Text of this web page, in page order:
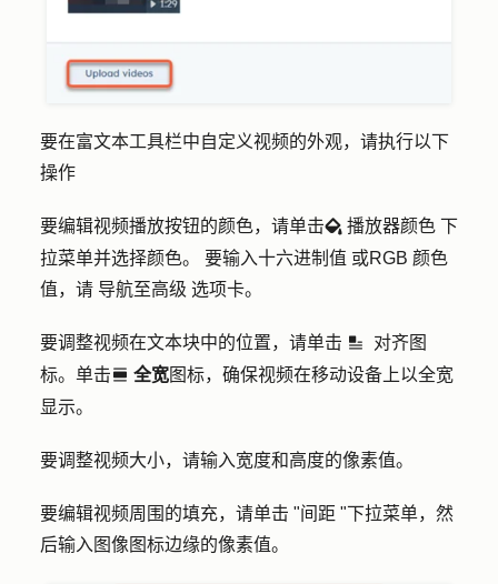
要在富文本工具栏中自定义视频的外观，请执行以下
操作
要编辑视频播放按钮的颜色，请单击backgroundColor 播放器颜色 下
拉菜单并选择颜色。 要输入十六进制值 或RGB 颜色
值，请 导航至高级 选项卡。
要调整视频在文本块中的位置，请单击 inline
对齐图
标。单击fullWidth 全宽图标，确保视频在移动设备上以全宽
显示。
要调整视频大小，请输入宽度和高度的像素值。
要编辑视频周围的填充，请单击 "间距 "下拉菜单，然
后输入图像图标边缘的像素值。